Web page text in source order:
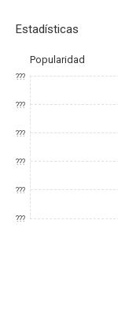
Estadísticas
Popularidad
???
???
???
???
???
???